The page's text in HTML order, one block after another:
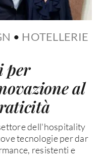
• HOTELLERIE
per
al
dell'hospitality
tecnologie per dar
resistenti e